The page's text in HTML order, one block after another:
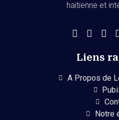
haïtienne et
Liens
A Propos de
Notre